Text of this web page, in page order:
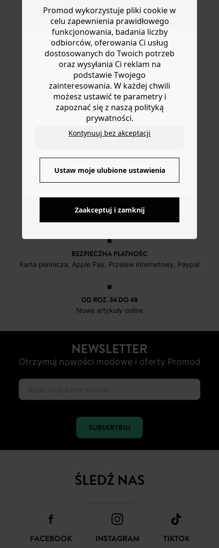
Do you want to be redirected to
www.promod.com ?
YES
NO
30 dni od daty otrzymania produktów na ich zwrot
4 do 6 dni roboczych
DARMOWE ZWROTY
BEZPIECZNA PŁATNOŚC
Karta płatnicza, Apple Pay, Przelew internetowy, Paypal
OD ROZ. 34 DO 48
Nowe artykuły online
NEWSLETTER
Otrzymuj nowości modowe i oferty Promod
SUBSKRYBUJ
ŚLEDŹ NAS
FACEBOOK INSTAGRAM TIKTOK
Promod wykorzystuje pliki cookie w
celu zapewnienia prawidłowego
funkcjonowania, badania liczby
odbiorców, oferowania Ci usług
dostosowanych do Twoich potrzeb
oraz wysyłania Ci reklam na
podstawie Twojego
zainteresowania. W każdej chwili
możesz ustawić te parametry i
zapoznać się z naszą polityką
prywatności.
Kontynuuj bez akceptacji
Ustaw moje ulubione ustawienia
Zaakceptuj i zamknij